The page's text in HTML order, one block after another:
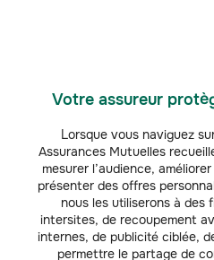
Votre assureur
Lorsque vous naviguez
Assurances Mutuelles
mesurer l’audience,
présenter des offres
nous les utiliserons à des
intersites, de recoupement
internes, de publicité ciblée,
permettre le partage de
voiture électrique ?
L'assurance pour voiture
électrique est-elle plus cher
pour une voiture thermique
Faut-il assurer les
sa voiture électrique ?